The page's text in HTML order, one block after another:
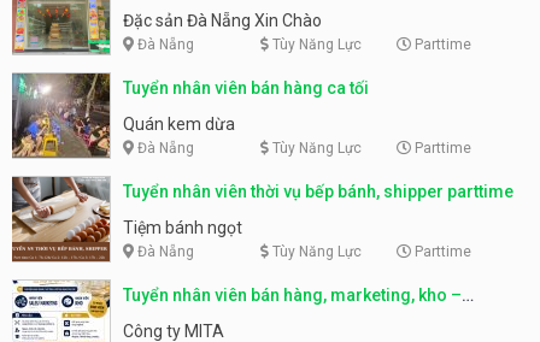
Nẵng
Đặc sản Đà Nẵng Xin Chào
Đà Nẵng Tùy Năng Lực Parttime
Tuyển nhân viên bán hàng ca tối
Quán kem dừa
Đà Nẵng Tùy Năng Lực Parttime
Tuyển nhân viên thời vụ bếp bánh, shipper parttime
Tiệm bánh ngọt
Đà Nẵng Tùy Năng Lực Parttime
Tuyển nhân viên bán hàng, marketing, kho –
parttime, fulltime
Công ty MITA